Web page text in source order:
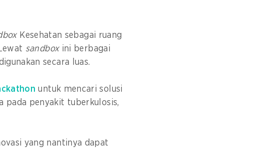
Kesehatan sebagai ruang
sandbox ini berbagai
secara luas.
untuk mencari solusi
pada penyakit tuberkulosis,
yang nantinya dapat